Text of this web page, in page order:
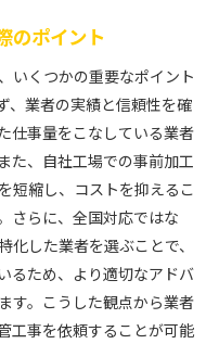
のポイント
いくつかの重要なポイント
、業者の実績と信頼性を確
仕事量をこなしている業者
た、自社工場での事前加工
短縮し、コストを抑えるこ
さらに、全国対応ではな
化した業者を選ぶことで、
るため、より適切なアドバ
す。こうした観点から業者
工事を依頼することが可能